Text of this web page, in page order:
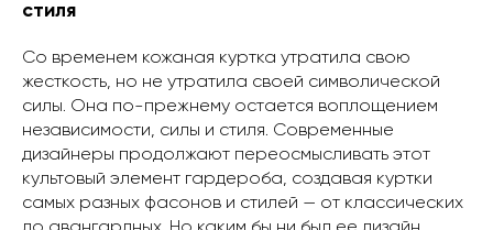
стиля
Со временем кожаная куртка утратила свою
жесткость, но не утратила своей символической
силы. Она по-прежнему остается воплощением
независимости, силы и стиля. Современные
дизайнеры продолжают переосмысливать этот
культовый элемент гардероба, создавая куртки
самых разных фасонов и стилей — от классических